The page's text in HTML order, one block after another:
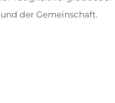
der Gemeinschaft.